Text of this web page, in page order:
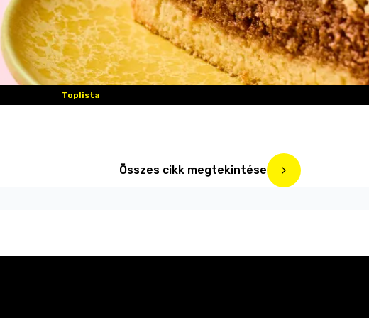
Toplista
Összes cikk megtekintése